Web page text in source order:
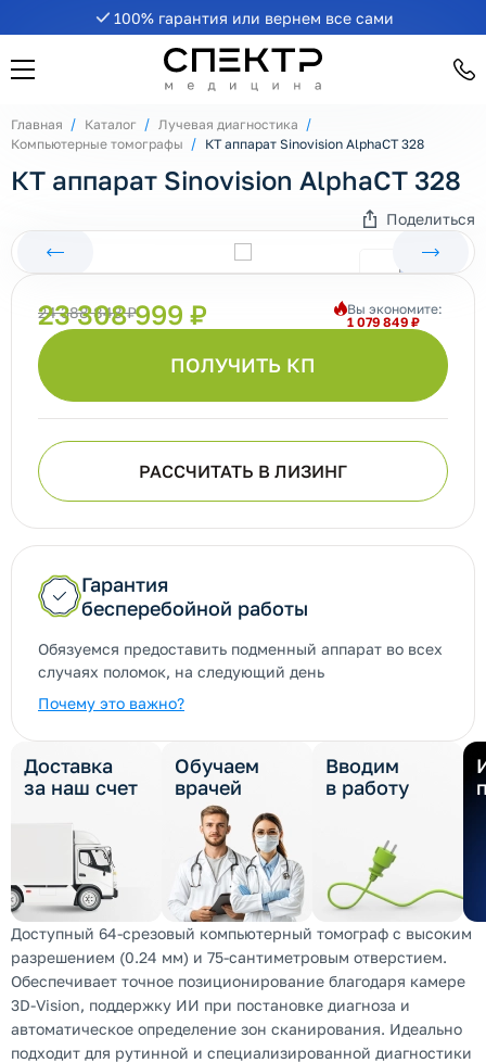
100% гарантия или вернем все сами
Главная Каталог
Лучевая диагностика
Компьютерные томографы
КТ аппарат Sinovision AlphaCT 328
КТ аппарат Sinovision AlphaCT 328
Поделиться
ПОЛУЧИТЬ КП
24 388 848 ₽
23 308 999 ₽
Вы экономите:
1 079 849 ₽
РАССЧИТАТЬ В ЛИЗИНГ
Гарантия
бесперебойной работы
Обязуемся предоставить подменный аппарат во всех
случаях поломок, на следующий день
Почему это важно?
Доставка
за наш счет
Обучаем
врачей
Вводим
в работу
Доступный 64-срезовый компьютерный томограф с высоким
разрешением (0.24 мм) и 75-сантиметровым отверстием.
Обеспечивает точное позиционирование благодаря камере
3D-Vision, поддержку ИИ при постановке диагноза и
автоматическое определение зон сканирования. Идеально
подходит для рутинной и специализированной диагностики